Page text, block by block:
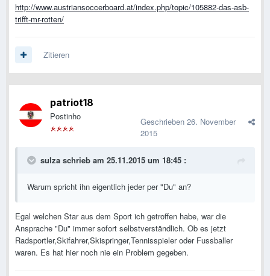
http://www.austriansoccerboard.at/index.php/topic/105882-das-asb-
trifft-mr-rotten/
Zitieren
patriot18
Postinho Geschrieben 26. November
2015
sulza schrieb am 25.11.2015 um 18:45 :
Warum spricht ihn eigentlich jeder per "Du" an?
Egal welchen Star aus dem Sport ich getroffen habe, war die
Ansprache "Du" immer sofort selbstverständlich. Ob es jetzt
Radsportler,Skifahrer,Skispringer,Tennisspieler oder Fussballer
waren. Es hat hier noch nie ein Problem gegeben.